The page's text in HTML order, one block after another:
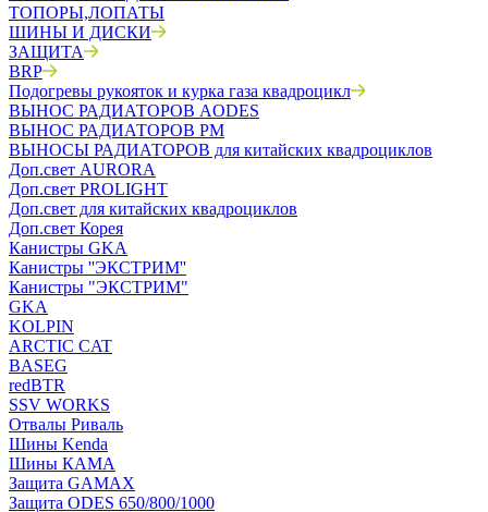
ТОПОРЫ,ЛОПАТЫ
ШИНЫ И ДИСКИ
ЗАЩИТА
BRP
Подогревы рукояток и курка газа квадроцикл
ВЫНОС РАДИАТОРОВ AODES
ВЫНОС РАДИАТОРОВ РМ
ВЫНОСЫ РАДИАТОРОВ для китайских квадроциклов
Доп.свет AURORA
Доп.свет PROLIGHT
Доп.свет для китайских квадроциклов
Доп.свет Корея
Канистры GKA
Канистры ''ЭКСТРИМ''
Канистры "ЭКСТРИМ"
GKA
KOLPIN
ARCTIC CAT
BASEG
redBTR
SSV WORKS
Отвалы Риваль
Шины Kenda
Шины КАМА
Защита GAMAX
Защита ODES 650/800/1000